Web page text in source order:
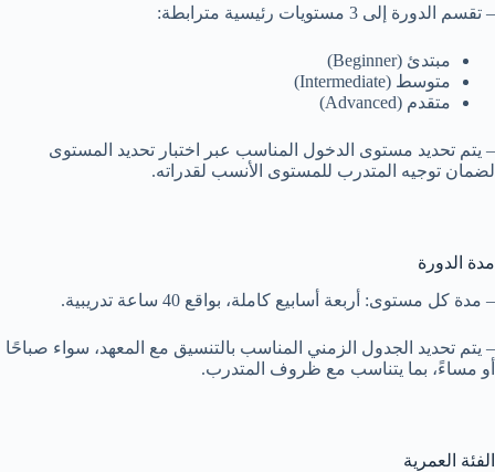
– تقسم الدورة إلى 3 مستويات رئيسية مترابطة:
مبتدئ (Beginner)
متوسط (Intermediate)
متقدم (Advanced)
– يتم تحديد مستوى الدخول المناسب عبر اختبار تحديد المستوى
لضمان توجيه المتدرب للمستوى الأنسب لقدراته.
مدة الدورة
– مدة كل مستوى: أربعة أسابيع كاملة، بواقع 40 ساعة تدريبية.
– يتم تحديد الجدول الزمني المناسب بالتنسيق مع المعهد، سواء صباحًا
أو مساءً، بما يتناسب مع ظروف المتدرب.
الفئة العمرية